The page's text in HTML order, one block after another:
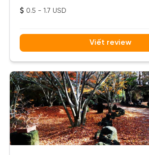
0.5 - 1.7 USD
Viết review